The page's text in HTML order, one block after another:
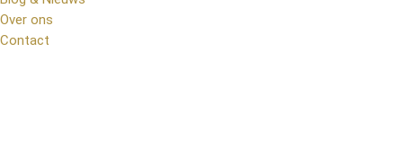
Over ons
Contact